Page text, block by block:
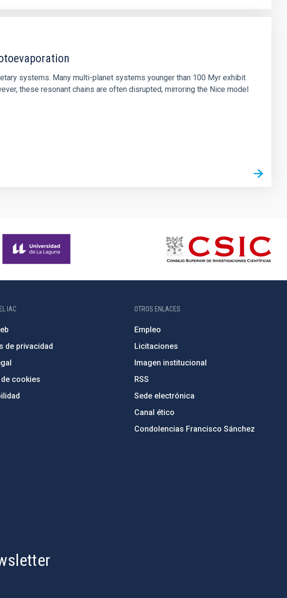
systems. Many multi-planet systems younger than 100 Myr exhibit
these resonant chains are often disrupted, mirroring the Nice model
IAC
de privacidad
cookies
OTROS ENLACES
Empleo
Licitaciones
Imagen institucional
RSS
Sede electrónica
Canal ético
Condolencias Francisco Sánchez